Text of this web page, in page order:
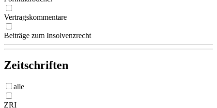
Vertragskommentare
Beiträge zum Insolvenzrecht
Zeitschriften
alle
ZRI